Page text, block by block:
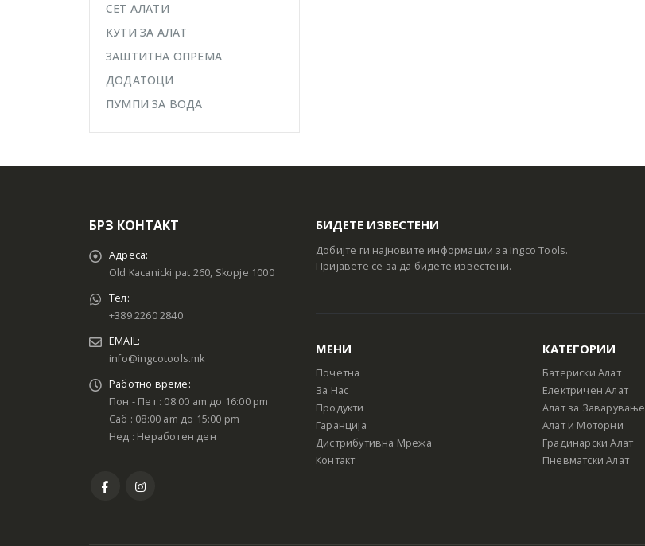
СЕТ АЛАТИ
КУТИ ЗА АЛАТ
ЗАШТИТНА ОПРЕМА
ДОДАТОЦИ
ПУМПИ ЗА ВОДА
БРЗ КОНТАКТ
Адреса:
Old Kacanicki pat 260, Skopje 1000
Тел:
+389 2260 2840
EMAIL:
info@ingcotools.mk
Работно време:
Пон - Пет : 08:00 am до 16:00 pm
Саб : 08:00 am до 15:00 pm
Нед : Неработен ден
БИДЕТЕ ИЗВЕСТЕНИ
Добијте ги најновите информации за Ingco Tools.
Пријавете се за да бидете известени.
МЕНИ
Почетна
За Нас
Продукти
Гаранција
Дистрибутивна Мрежа
Контакт
КАТЕГОРИИ
Батериски Алат
Електричен Алат
Алат за Заварување
Алат и Моторни
Градинарски Алат
Пневматски Алат